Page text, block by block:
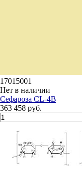
17015001
Нет в наличии
Сефароза CL-4B
363 458 руб.